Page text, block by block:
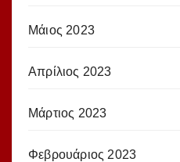
Μάιος 2023
Απρίλιος 2023
Μάρτιος 2023
Φεβρουάριος 2023